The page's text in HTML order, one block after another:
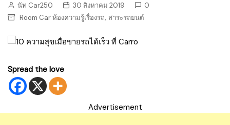
นัท Car250 30 สิงหาคม 2019
0
Room Car ห้องความรู้เรื่องรถ, สาระรถยนต์
Spread the love
Advertisement